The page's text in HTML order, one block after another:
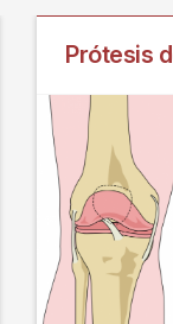
Prótesis